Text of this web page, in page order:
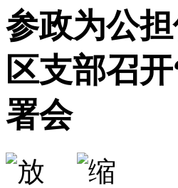
参政为公
区支部召
署会